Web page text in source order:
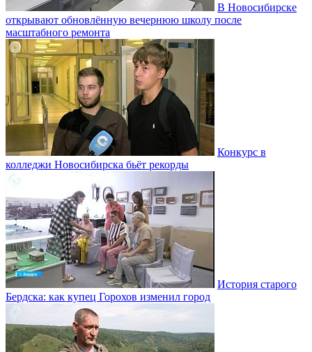
В Новосибирске
открывают обновлённую вечернюю школу после
масштабного ремонта
Конкурс в
колледжи Новосибирска бьёт рекорды
История старого
Бердска: как купец Горохов изменил город